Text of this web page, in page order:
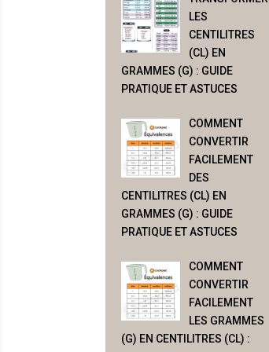
LES
CENTILITRES
(CL) EN
GRAMMES (G) : GUIDE
PRATIQUE ET ASTUCES
COMMENT
CONVERTIR
FACILEMENT
DES
CENTILITRES (CL) EN
GRAMMES (G) : GUIDE
PRATIQUE ET ASTUCES
COMMENT
CONVERTIR
FACILEMENT
LES GRAMMES
(G) EN CENTILITRES (CL) :